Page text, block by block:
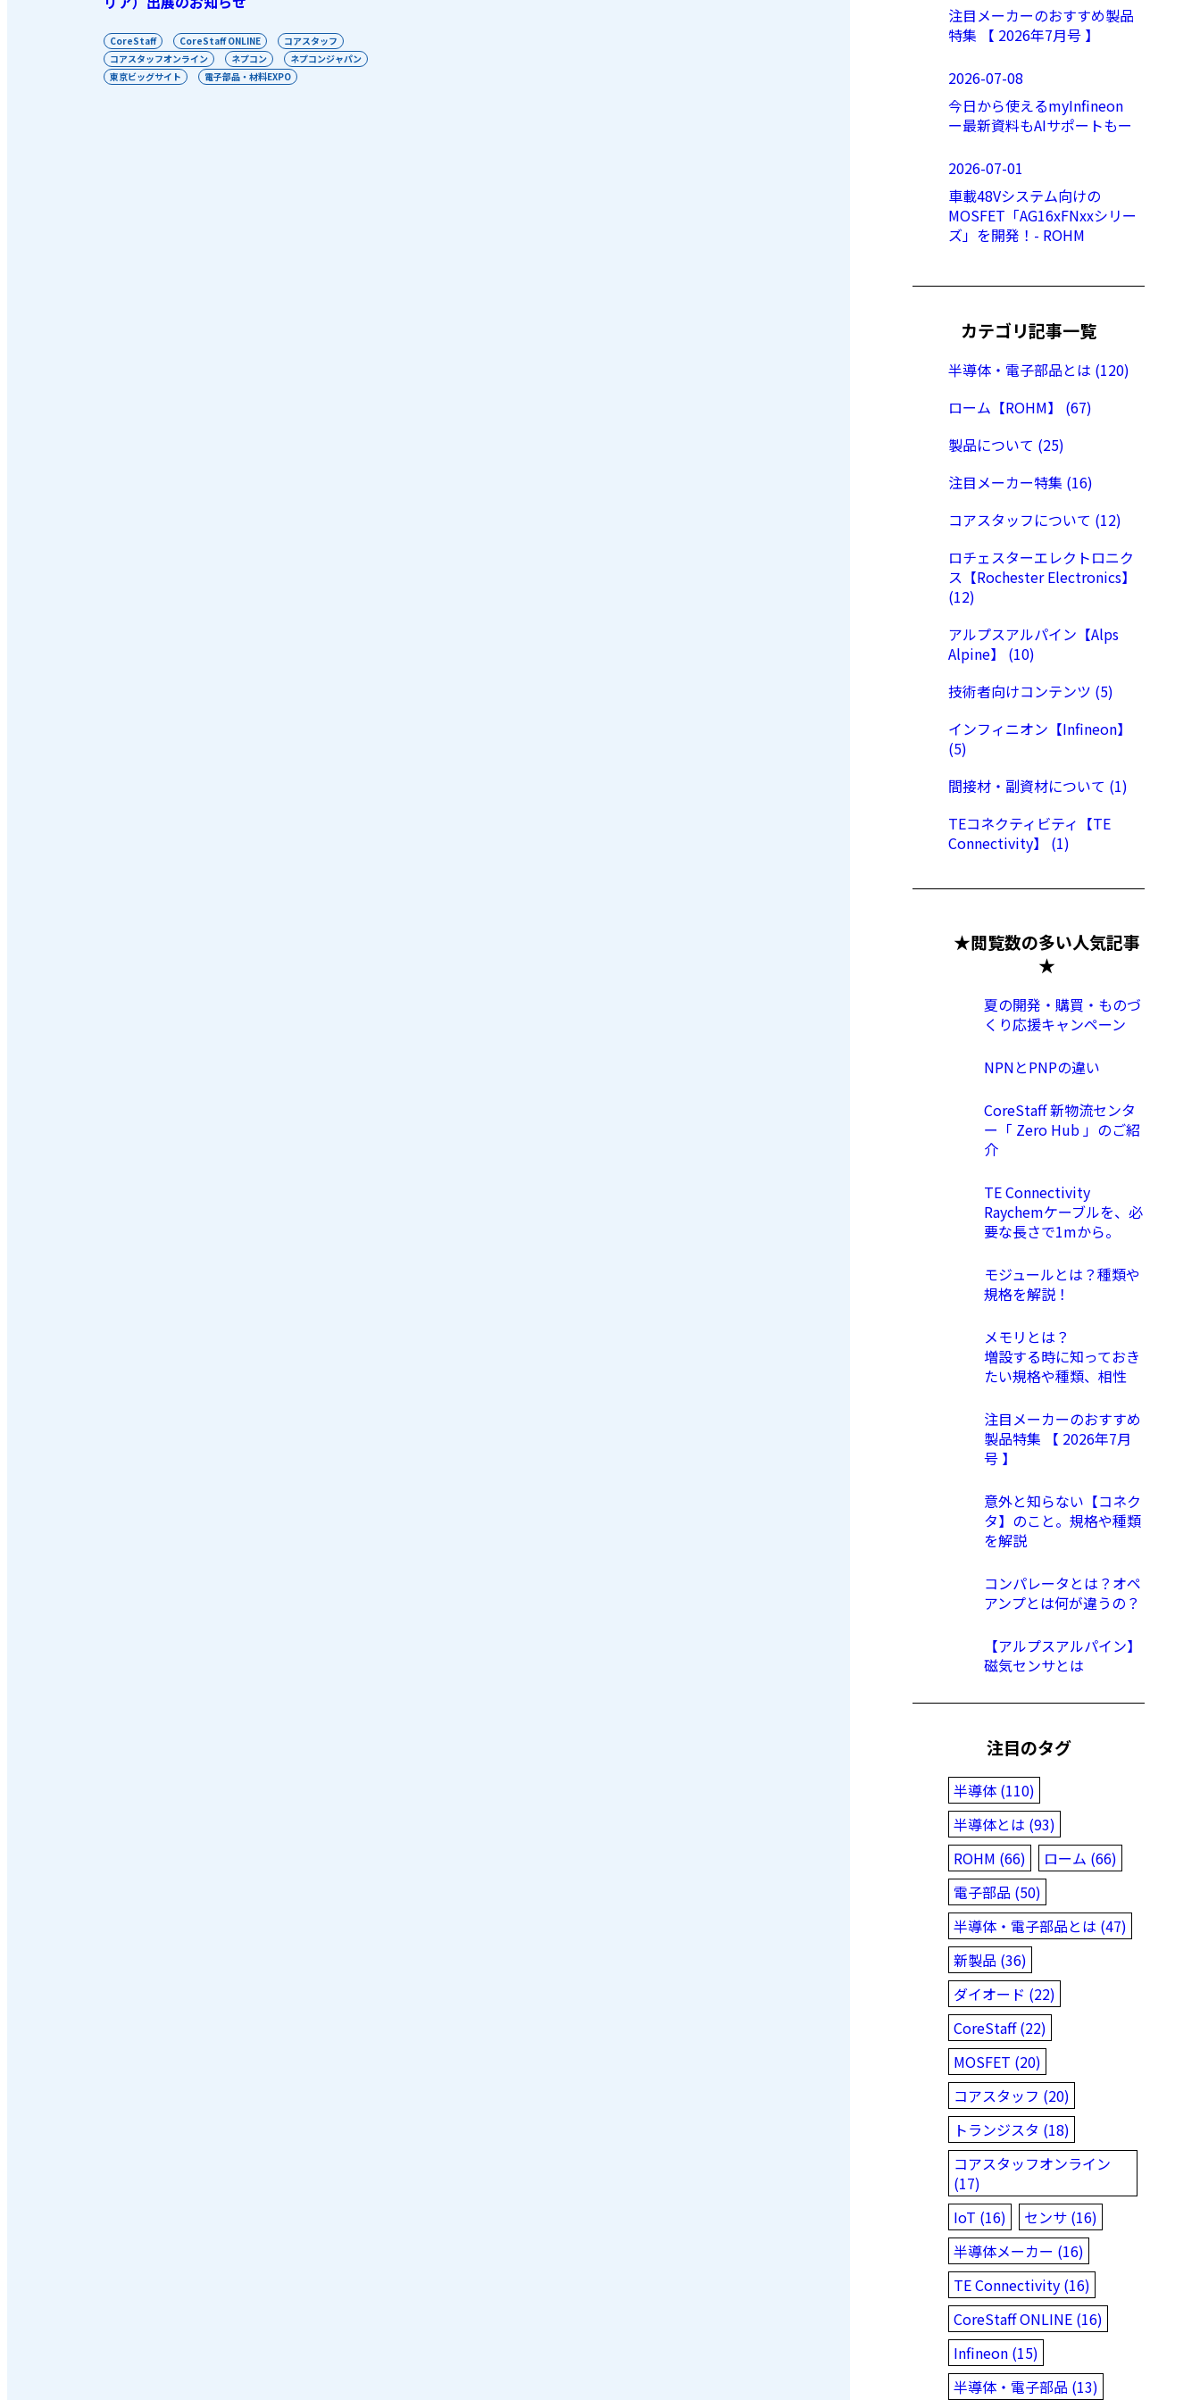
CoreStaff CoreStaff ONLINE
コアスタッフ
コアスタッフオンライン
ネプコン
ネプコンジャパン
東京ビッグサイト
電子部品・材料EXPO
注目メーカーのおすすめ製品
特集 【 2026年7月号 】
2026-07-08
今日から使えるmyInfineon
ー最新資料もAIサポートもー
2026-07-01
車載48Vシステム向けの
MOSFET「AG16xFNxxシリー
ズ」を開発！- ROHM
カテゴリ記事一覧
半導体・電子部品とは (120)
ローム【ROHM】 (67)
製品について (25)
注目メーカー特集 (16)
コアスタッフについて (12)
ロチェスターエレクトロニク
ス【Rochester Electronics】
(12)
アルプスアルパイン【Alps
Alpine】 (10)
技術者向けコンテンツ (5)
インフィニオン【Infineon】
(5)
間接材・副資材について (1)
TEコネクティビティ【TE
Connectivity】 (1)
★閲覧数の多い人気記事
★
夏の開発・購買・ものづ
くり応援キャンペーン
NPNとPNPの違い
CoreStaff 新物流センタ
ー「 Zero Hub 」のご紹
介
TE Connectivity
Raychemケーブルを、必
要な長さで1mから。
モジュールとは？種類や
規格を解説！
メモリとは？
増設する時に知っておき
たい規格や種類、相性
注目メーカーのおすすめ
製品特集 【 2026年7月
号 】
意外と知らない【コネク
タ】のこと。規格や種類
を解説
コンパレータとは？オペ
アンプとは何が違うの？
【アルプスアルパイン】
磁気センサとは
注目のタグ
半導体 (110)
半導体とは (93)
ROHM (66)
ローム (66)
電子部品 (50)
半導体・電子部品とは (47)
新製品 (36)
ダイオード (22)
CoreStaff (22)
MOSFET (20)
コアスタッフ (20)
トランジスタ (18)
コアスタッフオンライン
(17)
IoT (16)
センサ (16)
半導体メーカー (16)
TE Connectivity (16)
CoreStaff ONLINE (16)
Infineon (15)
半導体・電子部品 (13)